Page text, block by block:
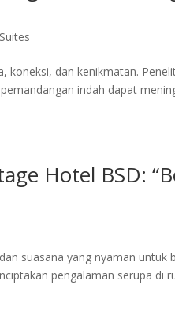
dan kenikmatan.
indah dapat
Hotel BSD:
suasana yang nyaman untuk
pengalaman serupa di